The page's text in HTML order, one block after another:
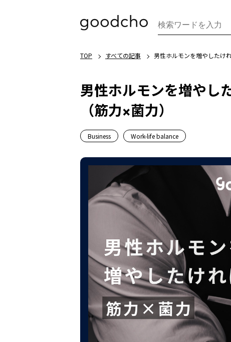
TOP すべての記事 男性ホルモンを増やしたけ
男性ホルモンを増やし
（筋力×菌力）
Business Work-life balance